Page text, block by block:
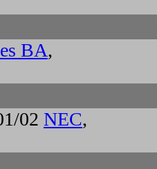
BA,
02 NEC,